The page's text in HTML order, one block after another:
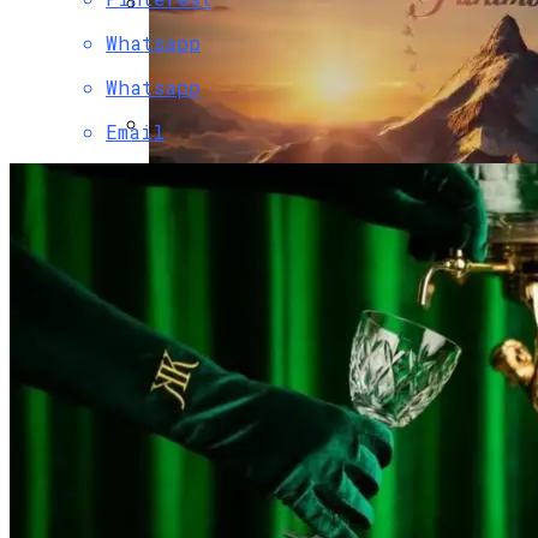
Гаражные Ворота Рольставни
Двухэтажный Дом: Подготовительный
Этап Строительства, Основные Этапы
Возведения
LG 32UD99-W — Обзор Самого Эпического
Монитора С UltraHD 4K HDR
Трансляцию UFC В США За $7,7 Млрд
Whatsapp
Whatsapp
Email